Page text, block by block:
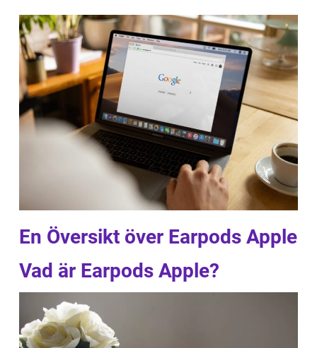
En Översikt över Earpods Apple
Vad är Earpods Apple?